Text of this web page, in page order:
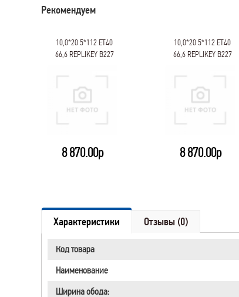
Рекомендуем
10,0*20 5*112 ET40
66,6 RЕPLIKEY B227
8 870.00р
10,0*20 5*112 ET40
66,6 RЕPLIKEY B227
8 870.00р
Характеристики Отзывы (0)
Код товара
Наименование
Ширина обода: